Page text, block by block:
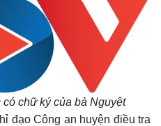
chữ ký của bà Nguyệt
đạo Công an huyện điều tra